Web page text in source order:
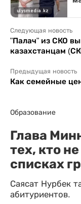
Следующая новость
"Палач" из СКО
казахстанцам
Предыдущая новость
Как семейные
Образование
Глава
тех, кто
списках
Саясат Нурбек
абитуриентов.